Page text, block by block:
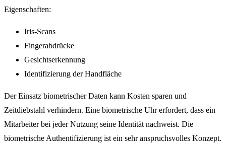
Eigenschaften:
Iris-Scans
Fingerabdrücke
Gesichtserkennung
Identifizierung der Handfläche
Der Einsatz biometrischer Daten kann Kosten sparen und
Zeitdiebstahl verhindern. Eine biometrische Uhr erfordert, dass ein
Mitarbeiter bei jeder Nutzung seine Identität nachweist. Die
biometrische Authentifizierung ist ein sehr anspruchsvolles Konzept.